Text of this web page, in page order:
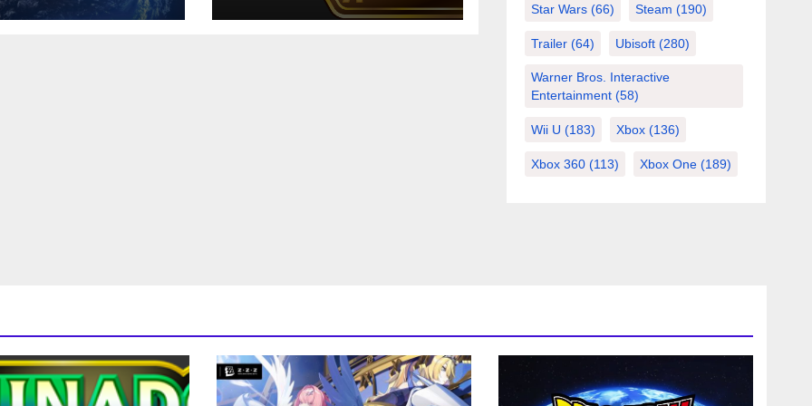
Breaking NEO
Aniversario del JCC
Star Wars(66) Steam (190)
Trailer(64) Ubisoft(280)
Warner Bros. Interactive
Entertainment(58)
Wii U (183) Xbox(136)
Xbox 360(113) Xbox One(189)